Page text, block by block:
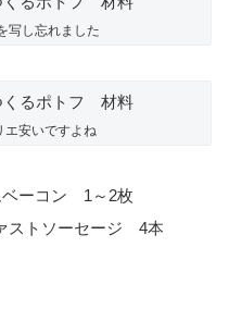
写し忘れました
エ安いですよね
ベーコン 1～2枚
ストソーセージ 4本